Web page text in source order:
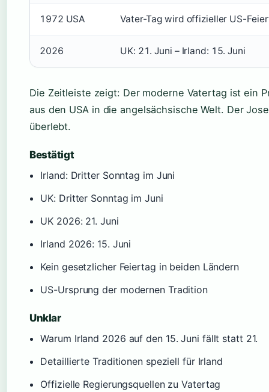
1972 USA Vater-Tag wird offizieller US-
2026 UK: 21. Juni – Irland: 15. Juni
Die Zeitleiste zeigt: Der moderne Vatertag ist ein
aus den USA in die angelsächsische Welt. Der
überlebt.
Bestätigt
Irland: Dritter Sonntag im Juni
UK: Dritter Sonntag im Juni
UK 2026: 21. Juni
Irland 2026: 15. Juni
Kein gesetzlicher Feiertag in beiden Ländern
US-Ursprung der modernen Tradition
Unklar
Warum Irland 2026 auf den 15. Juni fällt statt 21.
Detaillierte Traditionen speziell für Irland
Offizielle Regierungsquellen zu Vatertag